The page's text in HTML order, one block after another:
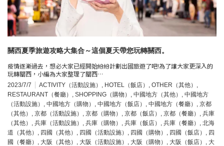
關西夏季旅遊攻略大集合～這個夏天帶您玩轉關西。
疫情逐漸過去，想必大家已經開始紛紛計劃出國旅遊了吧!為了讓大家更深入的
玩轉關西，小編為大家整理了關西…
2023/7/7 ACTIVITY（活動設施） , HOTEL（飯店） , OTHER（其他） ,
RESTAURANT（餐廳） , SHOPPING（購物） , 中國地方（其他） , 中國地方
（活動設施） , 中國地方（購物） , 中國地方（飯店） , 中國地方（餐廳） , 京都
（其他） , 京都（活動設施） , 京都（購物） , 京都（飯店） , 京都（餐廳） , 兵庫
（其他） , 兵庫（活動設施） , 兵庫（購物） , 兵庫（飯店） , 兵庫（餐廳） , 北海
道（其他） , 四國（其他） , 四國（活動設施） , 四國（購物） , 四國（飯店） , 四
國（餐廳） , 大阪（其他） , 大阪（活動設施） , 大阪（購物） , 大阪（飯店） , 大